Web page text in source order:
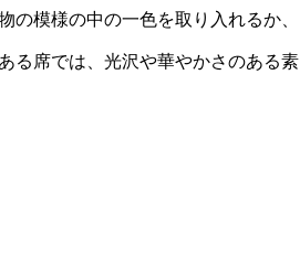
の模様の中の一色を取り入れるか、
る席では、光沢や華やかさのある素